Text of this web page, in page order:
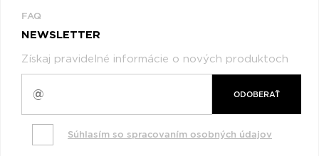
FAQ
NEWSLETTER
Získaj pravidelné informácie o nových produktoch
ODOBERAŤ
Súhlasím so spracovaním osobných údajov